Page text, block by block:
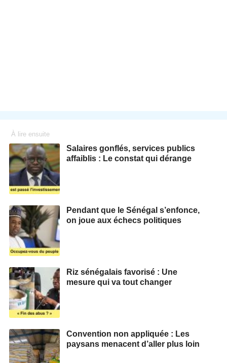
À lire ensuite
Salaires gonflés, services publics
affaiblis : Le constat qui dérange
Pendant que le Sénégal s’enfonce,
on joue aux échecs politiques
Riz sénégalais favorisé : Une
mesure qui va tout changer
Convention non appliquée : Les
paysans menacent d’aller plus loin